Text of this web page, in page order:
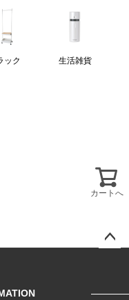
カートへ
ック 生活雑貨